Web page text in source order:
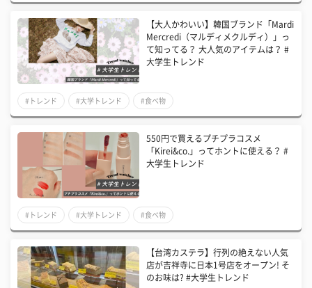
【大人かわいい】韓国ブランド「Mardi
Mercredi（マルディメクルディ）」っ
て知ってる？ 大人気のアイテムは？ #
大学生トレンド
#トレンド #大学トレンド #食べ物
550円で買えるプチプラコスメ
「Kirei&co.」ってホントに使える？ #
大学生トレンド
#トレンド #大学トレンド #食べ物
【台湾カステラ】行列の絶えない人気
店が吉祥寺に日本1号店をオープン! そ
のお味は? #大学生トレンド